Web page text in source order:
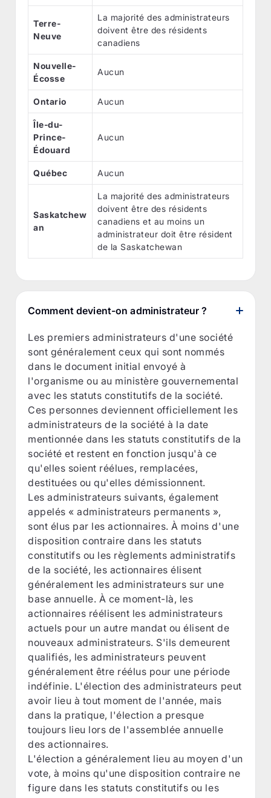
Terre-
Neuve
La majorité des administrateurs
doivent être des résidents
canadiens
Nouvelle-
Écosse
Aucun
Ontario Aucun
Île-du-
Prince-
Édouard
Aucun
Québec Aucun
Saskatchew
an
La majorité des administrateurs
doivent être des résidents
canadiens et au moins un
administrateur doit être résident
de la Saskatchewan
Comment devient-on administrateur ?
Les premiers administrateurs d'une société
sont généralement ceux qui sont nommés
dans le document initial envoyé à
l'organisme ou au ministère gouvernemental
avec les statuts constitutifs de la société.
Ces personnes deviennent officiellement les
administrateurs de la société à la date
mentionnée dans les statuts constitutifs de la
société et restent en fonction jusqu'à ce
qu'elles soient réélues, remplacées,
destituées ou qu'elles démissionnent.
Les administrateurs suivants, également
appelés « administrateurs permanents »,
sont élus par les actionnaires. À moins d'une
disposition contraire dans les statuts
constitutifs ou les règlements administratifs
de la société, les actionnaires élisent
généralement les administrateurs sur une
base annuelle. À ce moment-là, les
actionnaires réélisent les administrateurs
actuels pour un autre mandat ou élisent de
nouveaux administrateurs. S'ils demeurent
qualifiés, les administrateurs peuvent
généralement être réélus pour une période
indéfinie. L'élection des administrateurs peut
avoir lieu à tout moment de l'année, mais
dans la pratique, l'élection a presque
toujours lieu lors de l'assemblée annuelle
des actionnaires.
L'élection a généralement lieu au moyen d'un
vote, à moins qu'une disposition contraire ne
figure dans les statuts constitutifs ou les